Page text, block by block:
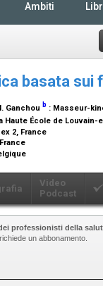
Ambiti
basata
Ganchou b : Masseur-
École de Louvain-
2, France
Video
Podcast
professionisti della
un abbonamento.